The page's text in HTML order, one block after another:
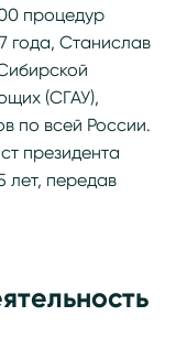
процедур
года, Станислав
(СГАУ),
по всей России.
президента
лет, передав